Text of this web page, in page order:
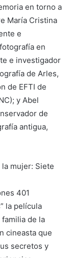
en torno a
María Cristina
e
en
e investigador
de Arles,
de EFTI de
y Abel
de
antigua,
mujer: Siete
401
la película
de la
cineasta que
secretos y